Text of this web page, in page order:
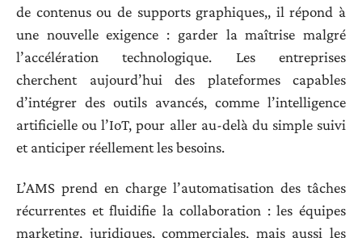
de contenus ou de supports graphiques,, il répond à
une nouvelle exigence : garder la maîtrise malgré
l’accélération technologique. Les entreprises
cherchent aujourd’hui des plateformes capables
d’intégrer des outils avancés, comme l’intelligence
artificielle ou l’IoT, pour aller au-delà du simple suivi
et anticiper réellement les besoins.
L’AMS prend en charge l’automatisation des tâches
récurrentes et fluidifie la collaboration : les équipes
marketing, juridiques, commerciales, mais aussi les